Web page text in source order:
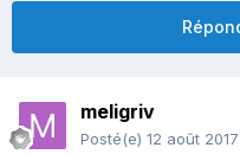
meligriv
Posté(e) 12 août 2017